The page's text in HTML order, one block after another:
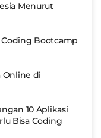
Menurut
Coding Bootcamp
Online di
10 Aplikasi
Bisa Coding